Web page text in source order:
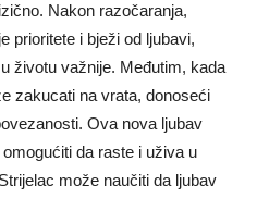
Nakon razočaranja,
prioritete i bježi od ljubavi,
životu važnije. Međutim, kada
zakucati na vrata, donoseći
Ova nova ljubav
da raste i uživa u
Strijelac može naučiti da ljubav